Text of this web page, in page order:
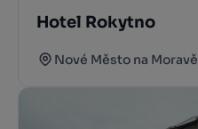
Hotel Rokytno
Nové Město na Moravě